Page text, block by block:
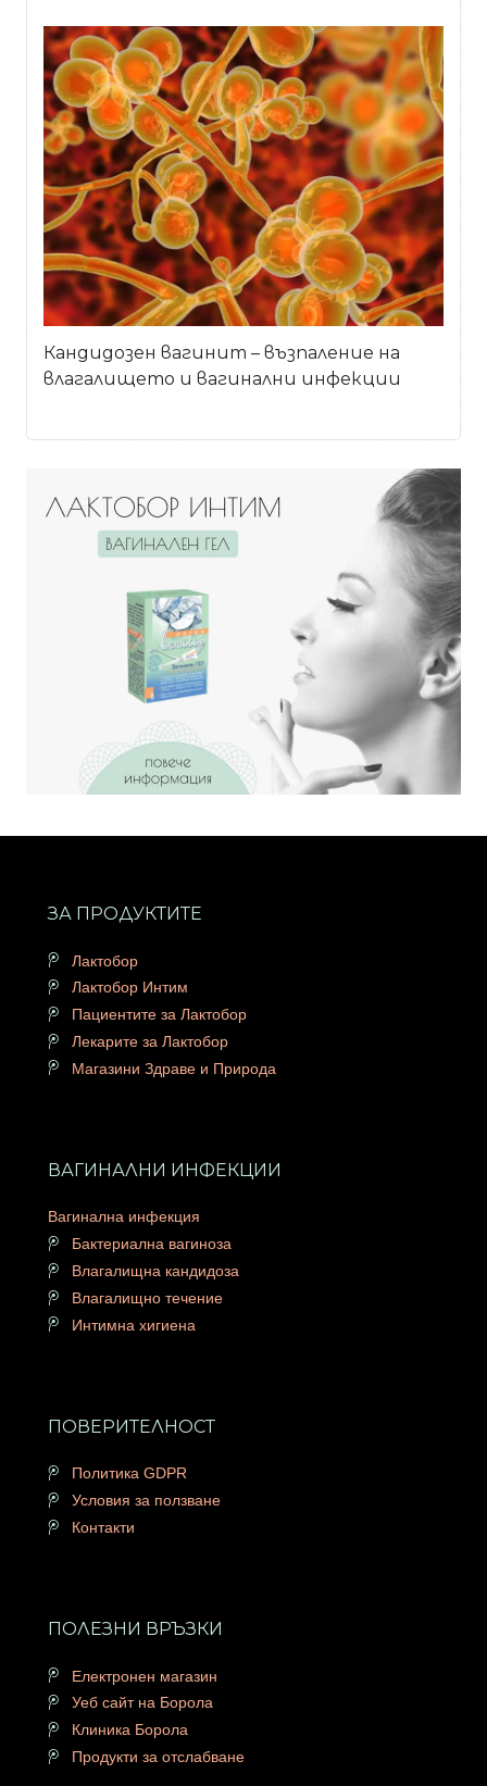
Кандидозен вагинит – възпаление на
влагалището и вагинални инфекции
ЗА ПРОДУКТИТЕ
Лактобор
Лактобор Интим
Пациентите за Лактобор
Лекарите за Лактобор
Магазини Здраве и Природа
ВАГИНАЛНИ ИНФЕКЦИИ
Вагинална инфекция
Бактериална вагиноза
Влагалищна кандидоза
Влагалищно течение
Интимна хигиена
ПОВЕРИТЕЛНОСТ
Политика GDPR
Условия за ползване
Контакти
ПОЛЕЗНИ ВРЪЗКИ
Електронен магазин
Уеб сайт на Борола
Клиника Борола
Продукти за отслабване